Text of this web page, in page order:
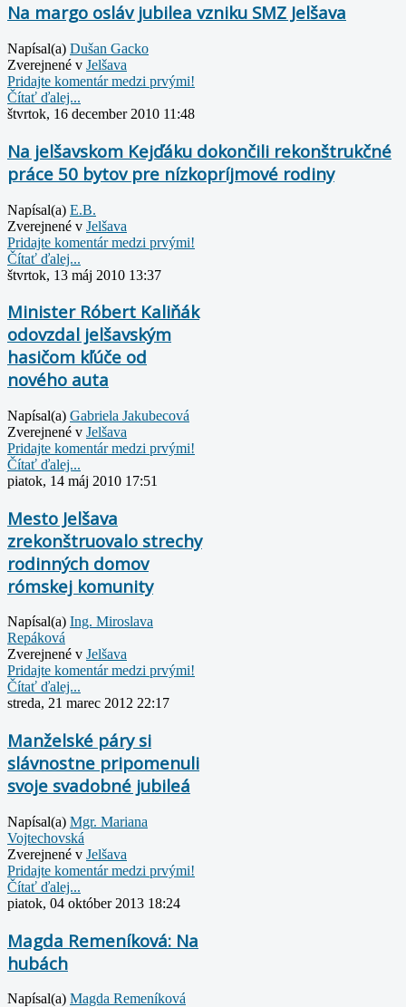
Na margo osláv jubilea vzniku SMZ Jelšava
Napísal(a) Dušan Gacko
Zverejnené v Jelšava
Pridajte komentár medzi prvými!
Čítať ďalej...
štvrtok, 16 december 2010 11:48
Na jelšavskom Kejďáku dokončili rekonštrukčné
práce 50 bytov pre nízkopríjmové rodiny
Napísal(a) E.B.
Zverejnené v Jelšava
Pridajte komentár medzi prvými!
Čítať ďalej...
štvrtok, 13 máj 2010 13:37
Minister Róbert Kaliňák
odovzdal jelšavským
hasičom kľúče od
nového auta
Napísal(a) Gabriela Jakubecová
Zverejnené v Jelšava
Pridajte komentár medzi prvými!
Čítať ďalej...
piatok, 14 máj 2010 17:51
Mesto Jelšava
zrekonštruovalo strechy
rodinných domov
rómskej komunity
Napísal(a) Ing. Miroslava
Repáková
Zverejnené v Jelšava
Pridajte komentár medzi prvými!
Čítať ďalej...
streda, 21 marec 2012 22:17
Manželské páry si
slávnostne pripomenuli
svoje svadobné jubileá
Napísal(a) Mgr. Mariana
Vojtechovská
Zverejnené v Jelšava
Pridajte komentár medzi prvými!
Čítať ďalej...
piatok, 04 október 2013 18:24
Magda Remeníková: Na
hubách
Napísal(a) Magda Remeníková